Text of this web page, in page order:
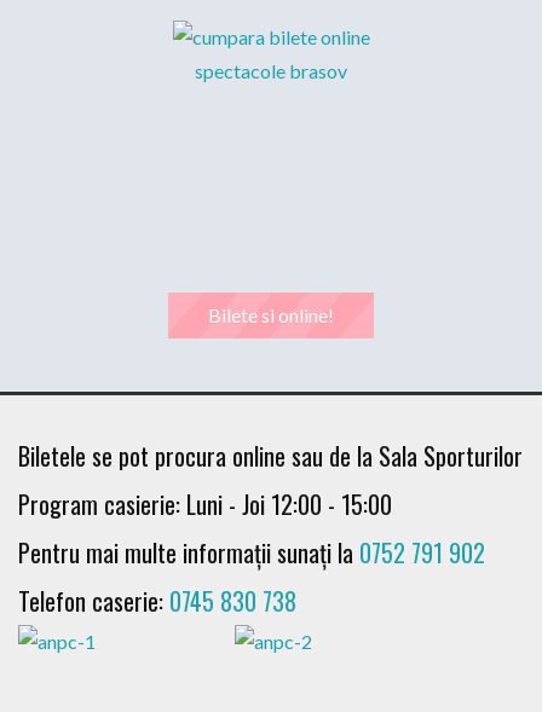
Bilete si online!
Ma 15 sep 19:00
Biletele se pot procura online sau de la Sala Sporturilor
Program casierie: Luni - Joi 12:00 - 15:00
Pentru mai multe informații sunați la 0752 791 902
Telefon caserie: 0745 830 738